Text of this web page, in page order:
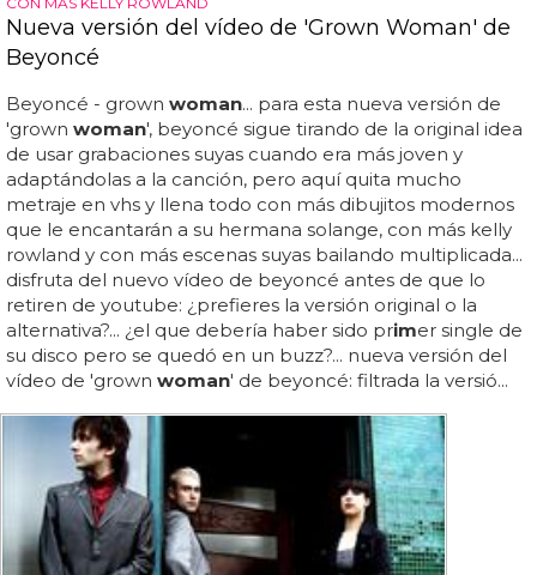
Nueva versión del vídeo de 'Grown Woman' de
Beyoncé
Beyoncé - grown woman... para esta nueva versión de
'grown woman', beyoncé sigue tirando de la original idea
de usar grabaciones suyas cuando era más joven y
adaptándolas a la canción, pero aquí quita mucho
metraje en vhs y llena todo con más dibujitos modernos
que le encantarán a su hermana solange, con más kelly
rowland y con más escenas suyas bailando multiplicada...
disfruta del nuevo vídeo de beyoncé antes de que lo
retiren de youtube: ¿prefieres la versión original o la
alternativa?... ¿el que debería haber sido primer single de
su disco pero se quedó en un buzz?... nueva versión del
vídeo de 'grown woman' de beyoncé: filtrada la versió...